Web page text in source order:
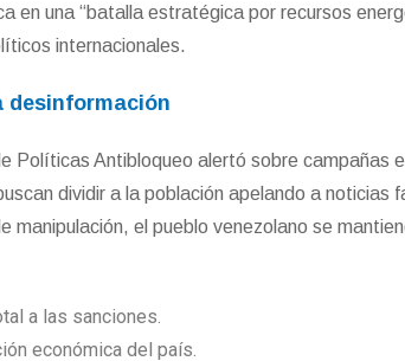
en una “batalla estratégica por recursos
internacionales.
desinformación
Políticas Antibloqueo alertó sobre campañas
dividir a la población apelando a noticias
manipulación, el pueblo venezolano se
a las sanciones.
económica del país.